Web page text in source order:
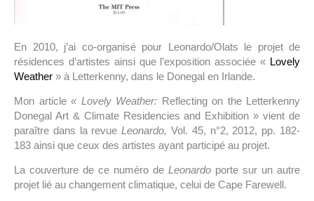
En 2010, j’ai co-organisé pour Leonardo/Olats le projet de
résidences d’artistes ainsi que l’exposition associée « Lovely
Weather » à Letterkenny, dans le Donegal en Irlande.
Mon article « Lovely Weather: Reflecting on the Letterkenny
Donegal Art & Climate Residencies and Exhibition » vient de
paraître dans la revueLeonardo,Vol. 45, n°2, 2012, pp. 182-
183 ainsi que ceux des artistes ayant participé au projet.
La couverture de ce numéro de Leonardo porte sur un autre
projet lié au changement climatique, celui de Cape Farewell.